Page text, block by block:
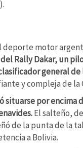
deporte motor
Rally Dakar, un
general
y compleja de la
situarse por encima
El salteño,
de la punta de la
a Bolivia.